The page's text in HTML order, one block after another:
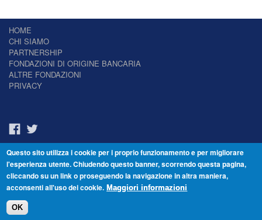
HOME
CHI SIAMO
PARTNERSHIP
FONDAZIONI DI ORIGINE BANCARIA
ALTRE FONDAZIONI
PRIVACY
Il Giornale delle Fondazioni - Periodico telematico
Reg. Tribunale n.7 del 22/07/2014 – ISSN 2421-2466
© Fondazione Venezia 2000 - Dorsoduro 3488/U - 30123 Venezia - Italia -
Questo sito utilizza i cookie per i proprio funzionamento e per migliorare
l'esperienza utente. Chiudendo questo banner, scorrendo questa pagina,
cliccando su un link o proseguendo la navigazione in altra maniera,
acconsenti all'uso dei cookie. Maggiori informazioni
OK